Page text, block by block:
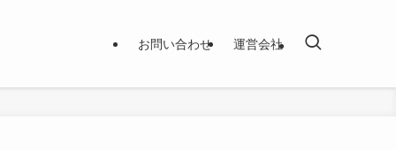
お問い合わせ 運営会社